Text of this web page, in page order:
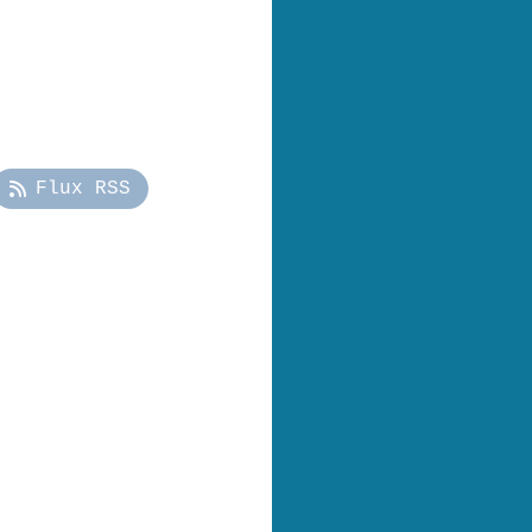
Flux RSS